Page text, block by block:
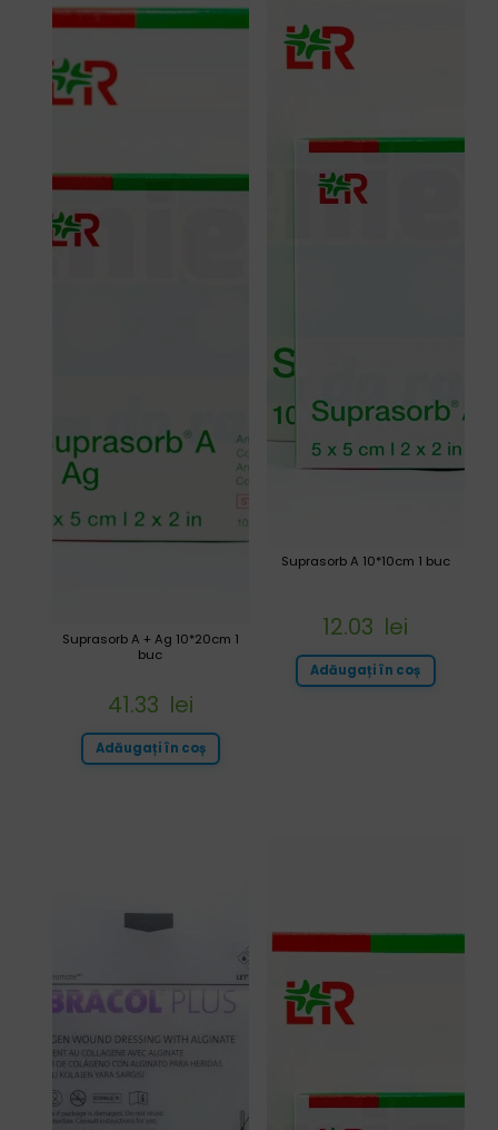
Suprasorb A 10*10cm 1 buc
12.03 lei
Adăugați în coș
Suprasorb A + Ag 10*20cm 1
buc
41.33 lei
Adăugați în coș